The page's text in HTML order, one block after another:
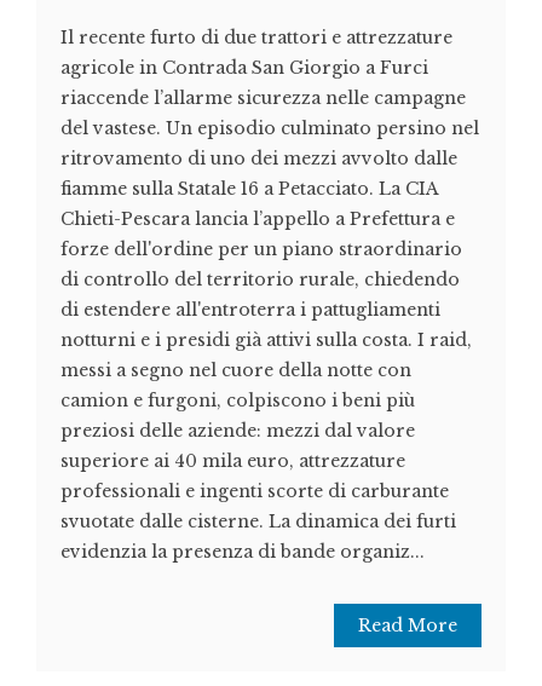
Il recente furto di due trattori e attrezzature
agricole in Contrada San Giorgio a Furci
riaccende l’allarme sicurezza nelle campagne
del vastese. Un episodio culminato persino nel
ritrovamento di uno dei mezzi avvolto dalle
fiamme sulla Statale 16 a Petacciato. La CIA
Chieti-Pescara lancia l’appello a Prefettura e
forze dell'ordine per un piano straordinario
di controllo del territorio rurale, chiedendo
di estendere all'entroterra i pattugliamenti
notturni e i presidi già attivi sulla costa. I raid,
messi a segno nel cuore della notte con
camion e furgoni, colpiscono i beni più
preziosi delle aziende: mezzi dal valore
superiore ai 40 mila euro, attrezzature
professionali e ingenti scorte di carburante
svuotate dalle cisterne. La dinamica dei furti
evidenzia la presenza di bande organiz...
Read More